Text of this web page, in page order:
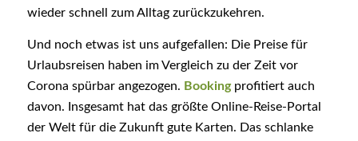
wieder schnell zum Alltag zurückzukehren.
Und noch etwas ist uns aufgefallen: Die Preise für
Urlaubsreisen haben im Vergleich zu der Zeit vor
Corona spürbar angezogen. Bookingprofitiert auch
davon. Insgesamt hat das größte Online-Reise-Portal
der Welt für die Zukunft gute Karten. Das schlanke